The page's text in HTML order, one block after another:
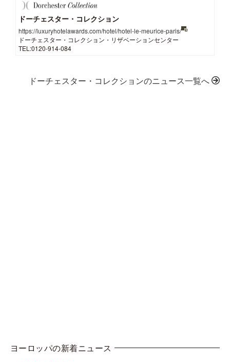
ドーチェスター・コレクション
https://luxuryhotelawards.com/hotel/hotel-le-meurice-paris/
ドーチェスター・コレクション・リザベーションセンター
TEL:0120-914-084
ドーチェスター・コレクションのニュース一覧へ
ヨーロッパの新着ニュース